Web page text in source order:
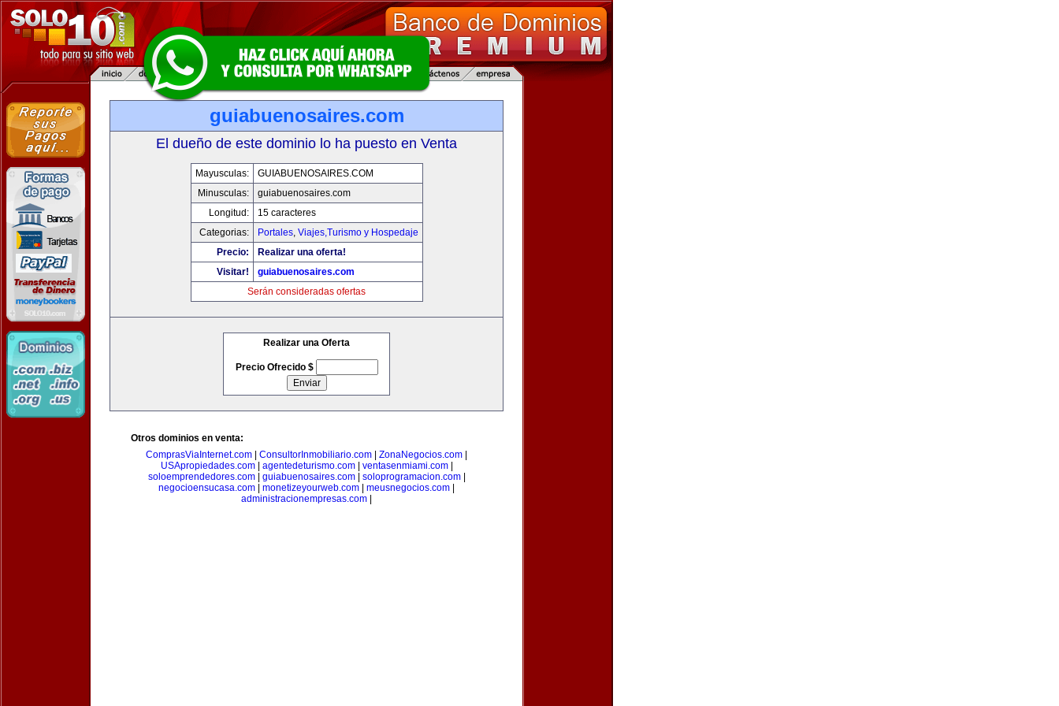
guiabuenosaires.com
El dueño de este dominio lo ha puesto en Venta
Mayusculas:
GUIABUENOSAIRES.COM
Minusculas:
guiabuenosaires.com
Longitud:
15 caracteres
Categorias:
Portales, Viajes,Turismo y Hospedaje
Precio:
Realizar una oferta!
Visitar!
guiabuenosaires.com
Serán consideradas ofertas
Realizar una Oferta
Precio Ofrecido $
Otros dominios en venta:
ComprasViaInternet.com
ConsultorInmobiliario.com ZonaNegocios.com
USApropiedades.com| agentedeturismo.com| ventasenmiami.com|
soloemprendedores.com| guiabuenosaires.com| soloprogramacion.com|
negocioensucasa.com
monetizeyourweb.com meusnegocios.com
administracionempresas.com